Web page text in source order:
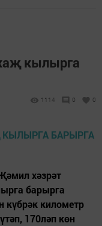
кылырга
1114 0 0
хәзрәт
барырга
күбрәк километр
170ләп көн